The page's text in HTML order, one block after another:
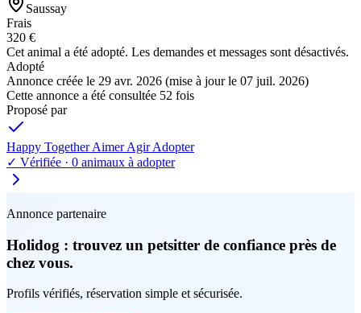
Saussay
Frais
320 €
Cet animal a été adopté. Les demandes et messages sont désactivés.
Adopté
Annonce créée le 29 avr. 2026 (mise à jour le 07 juil. 2026)
Cette annonce a été consultée 52 fois
Proposé par
Happy Together Aimer Agir Adopter
✓ Vérifiée · 0 animaux à adopter
Annonce partenaire
Holidog : trouvez un petsitter de confiance près de
chez vous.
Profils vérifiés, réservation simple et sécurisée.